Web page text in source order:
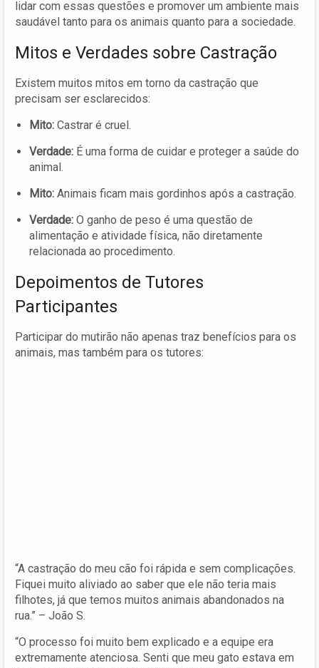
lidar com essas questões e promover um ambiente mais
saudável tanto para os animais quanto para a sociedade.
Mitos e Verdades sobre Castração
Existem muitos mitos em torno da castração que
precisam ser esclarecidos:
Mito: Castrar é cruel.
Verdade: É uma forma de cuidar e proteger a saúde do
animal.
Mito: Animais ficam mais gordinhos após a castração.
Verdade: O ganho de peso é uma questão de
alimentação e atividade física, não diretamente
relacionada ao procedimento.
Depoimentos de Tutores
Participantes
Participar do mutirão não apenas traz benefícios para os
animais, mas também para os tutores:
“A castração do meu cão foi rápida e sem complicações.
Fiquei muito aliviado ao saber que ele não teria mais
filhotes, já que temos muitos animais abandonados na
rua.” – João S.
“O processo foi muito bem explicado e a equipe era
extremamente atenciosa. Senti que meu gato estava em